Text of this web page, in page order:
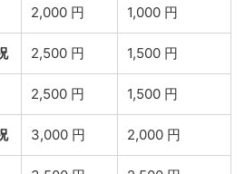
2,000 円 1,000 円
2,500 円 1,500 円
2,500 円 1,500 円
3,000 円 2,000 円